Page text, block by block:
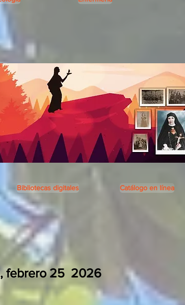
Bibliotecas digitales Catálogo en línea
febrero 25 2026